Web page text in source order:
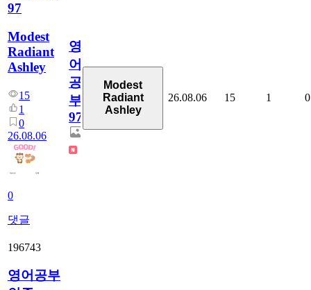
97
Modest
Radiant
Ashley
15
1
0
26.08.06
0
댓글
영
어
공
부
97
Modest
Radiant
Ashley
26.08.06 15 1 0
196743
영어공부